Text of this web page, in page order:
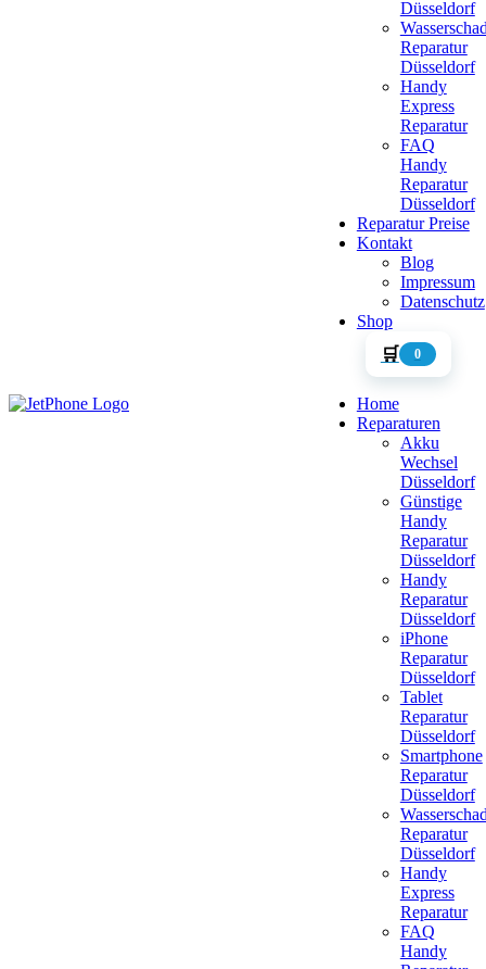
Düsseldorf
Reparatur
Düsseldorf
Handy
Express
Reparatur
FAQ
Handy
Reparatur
Düsseldorf
Reparatur Preise
Kontakt
Blog
Impressum
Datenschutz
Shop
🛒 0
Home
Reparaturen
Akku
Wechsel
Düsseldorf
Günstige
Handy
Reparatur
Düsseldorf
Handy
Reparatur
Düsseldorf
iPhone
Reparatur
Düsseldorf
Tablet
Reparatur
Düsseldorf
Smartphone
Reparatur
Düsseldorf
Reparatur
Düsseldorf
Handy
Express
Reparatur
FAQ
Handy